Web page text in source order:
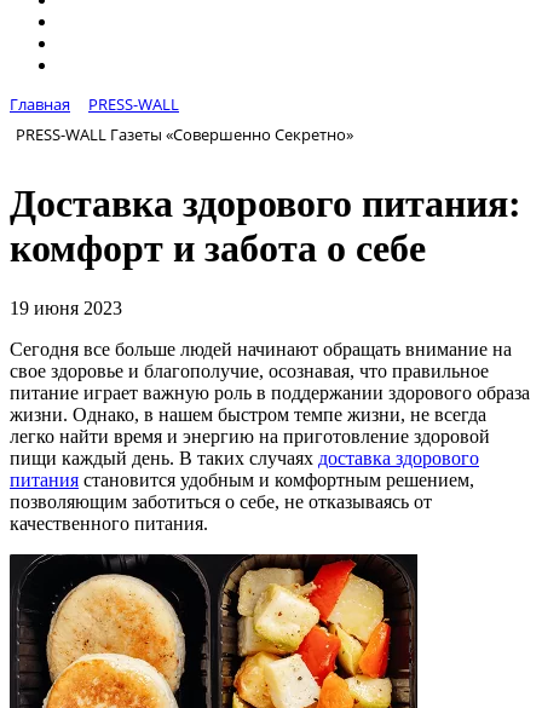
Главная
PRESS-WALL
PRESS-WALL Газеты «Совершенно Секретно»
Доставка здорового питания:
комфорт и забота о себе
19 июня 2023
Сегодня все больше людей начинают обращать внимание на
свое здоровье и благополучие, осознавая, что правильное
питание играет важную роль в поддержании здорового образа
жизни. Однако, в нашем быстром темпе жизни, не всегда
легко найти время и энергию на приготовление здоровой
пищи каждый день. В таких случаях доставка здорового
питания становится удобным и комфортным решением,
позволяющим заботиться о себе, не отказываясь от
качественного питания.